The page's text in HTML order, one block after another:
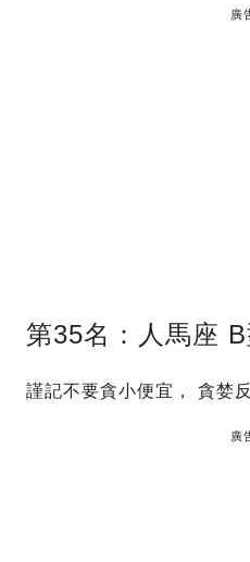
廣
第35名：人馬座 B
謹記不要貪小便宜， 貪婪
廣